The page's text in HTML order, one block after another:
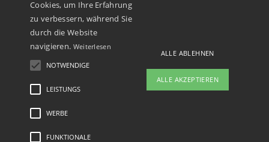
Rechtliche Hinweise
Cookies, um Ihre Erfahrung
zu verbessern, während Sie
durch die Website
navigieren. Weiterlesen
NOTWENDIGE
LEISTUNGS
WERBE
FUNKTIONALE
ALLE ABLEHNEN
ALLE AKZEPTIEREN